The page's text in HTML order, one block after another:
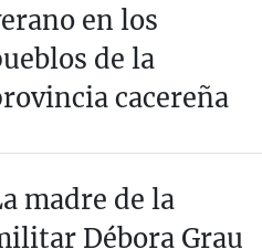
en los
de la
cacereña
madre de la
Débora Grau